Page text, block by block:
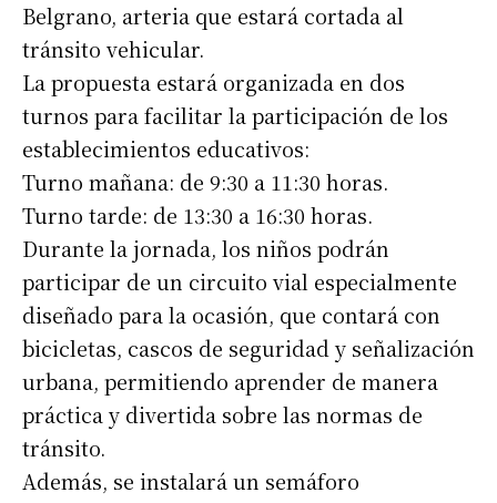
Suscribirme gratis
Belgrano, arteria que estará cortada al
tránsito vehicular.
La propuesta estará organizada en dos
turnos para facilitar la participación de los
establecimientos educativos:
Turno mañana: de 9:30 a 11:30 horas.
Turno tarde: de 13:30 a 16:30 horas.
Durante la jornada, los niños podrán
participar de un circuito vial especialmente
diseñado para la ocasión, que contará con
bicicletas, cascos de seguridad y señalización
urbana, permitiendo aprender de manera
práctica y divertida sobre las normas de
tránsito.
Además, se instalará un semáforo